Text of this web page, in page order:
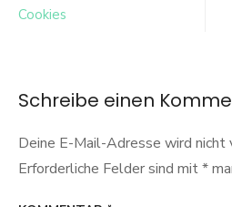
Cookies
Schreibe einen
Deine E-Mail-Adresse wird
Erforderliche Felder sind mit*